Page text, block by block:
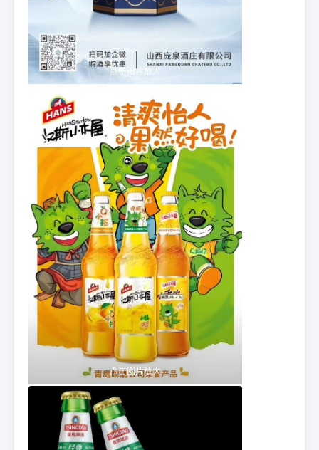
点击图片放大
点击图片放大